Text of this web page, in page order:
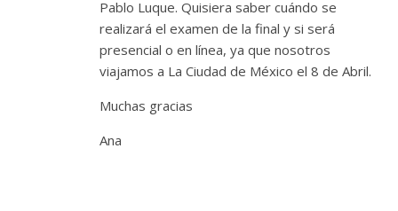
Pablo Luque. Quisiera saber cuándo se
realizará el examen de la final y si será
presencial o en línea, ya que nosotros
viajamos a La Ciudad de México el 8 de Abril.
Muchas gracias
Ana